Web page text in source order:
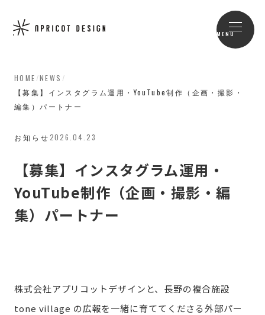
MENU
HOME /NEWS /
【募集】インスタグラム運用・YouTube制作（企画・撮影・
編集）パートナー
お知らせ2026.04.23
【募集】インスタグラム運用・
YouTube制作（企画・撮影・編
集）パートナー
株式会社アプリコットデザインと、長野の複合施設
tone village の広報を一緒に育ててくださる外部パー